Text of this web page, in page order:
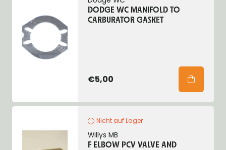
DODGE WC MANIFOLD TO
CARBURATOR GASKET
€5,00
Nicht auf Lager
Willys MB
F ELBOW PCV VALVE AND